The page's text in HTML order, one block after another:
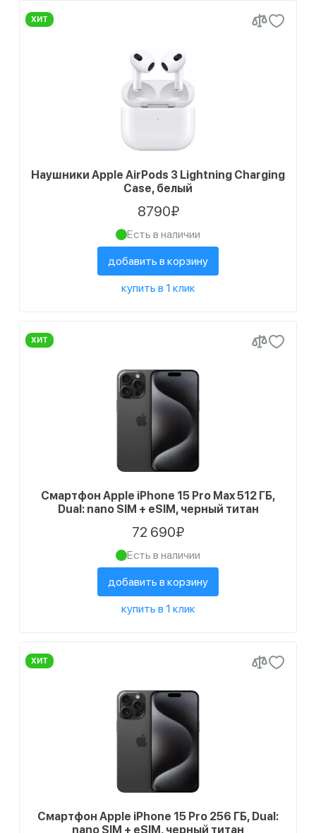
ХИТ
Наушники Apple AirPods 3 Lightning Charging
Case, белый
8790₽
Есть в наличии
добавить в корзину
купить в 1 клик
ХИТ
Смартфон Apple iPhone 15 Pro Max 512 ГБ,
Dual: nano SIM + eSIM, черный титан
72 690₽
Есть в наличии
добавить в корзину
купить в 1 клик
ХИТ
Смартфон Apple iPhone 15 Pro 256 ГБ, Dual:
nano SIM + eSIM, черный титан